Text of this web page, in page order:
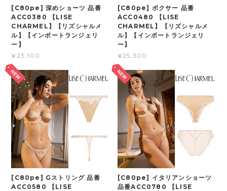
[C80pe] 深めショーツ 品番
ACC0380 【LISE
CHARMEL】【リズシャルメ
ル】【インポートランジェリ
ー】
¥23,100
[C80pe] ボクサー 品番
ACC0480 【LISE
CHARMEL】【リズシャルメ
ル】【インポートランジェリ
ー】
¥25,300
[C80pe] Gストリング 品番
ACC0580 【LISE
[C80pe] イタリアンショーツ
品番ACC0780 【LISE